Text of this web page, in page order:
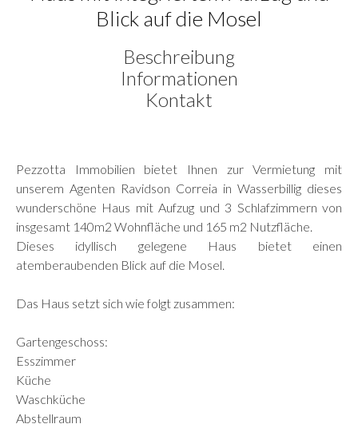
Blick auf die Mosel
Beschreibung
Informationen
Kontakt
Pezzotta Immobilien bietet Ihnen zur Vermietung mit
unserem Agenten Ravidson Correia in Wasserbillig dieses
wunderschöne Haus mit Aufzug und 3 Schlafzimmern von
insgesamt 140m2 Wohnfläche und 165 m2 Nutzfläche.
Dieses idyllisch gelegene Haus bietet einen
atemberaubenden Blick auf die Mosel.
Das Haus setzt sich wie folgt zusammen:
Gartengeschoss:
Esszimmer
Küche
Waschküche
Abstellraum